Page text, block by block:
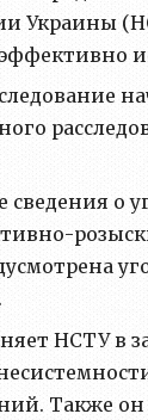
Украины
о
НСТУ в
Также